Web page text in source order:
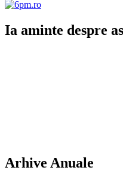
Ia aminte despre
Arhive Anuale